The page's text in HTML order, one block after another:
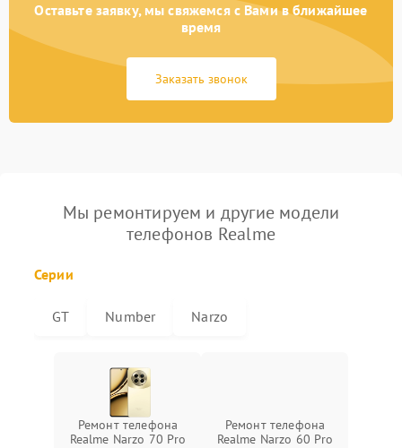
Оставьте заявку, мы свяжемся с Вами в ближайшее
время
Заказать звонок
Мы ремонтируем и другие модели
телефонов Realme
Серии
GT Number Narzo
Ремонт телефона
Realme Narzo 70 Pro
Ремонт телефона
Realme Narzo 60 Pro